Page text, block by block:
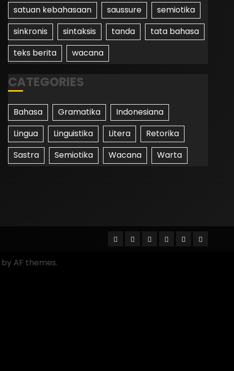
satuan kebahasaan
saussure
semiotika
sinkronis
sintaksis tanda
tata bahasa
teks berita
wacana
CATEGORIES
Bahasa Gramatika
Indonesiana
Lingua
Linguistika Litera
Retorika
Sastra
Semiotika Wacana Warta
by AF themes.